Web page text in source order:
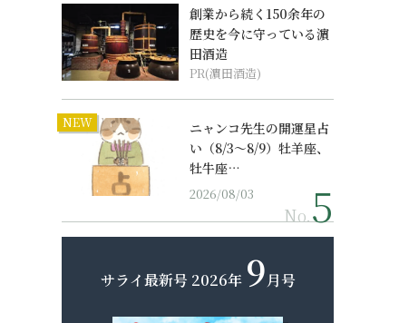
創業から続く150余年の
歴史を今に守っている濵
田酒造
PR(濵田酒造)
NEW
ニャンコ先生の開運星占
い（8/3～8/9）牡羊座、
牡牛座…
2026/08/03
No.
サライ最新号 2026年 9月号